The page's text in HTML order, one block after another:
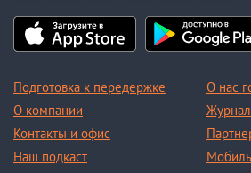
Подготовка к передержке
О компании
Контакты и офис
Наш подкаст
О нас